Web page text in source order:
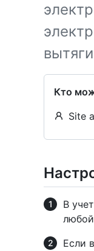
Кто
Site
В
Если